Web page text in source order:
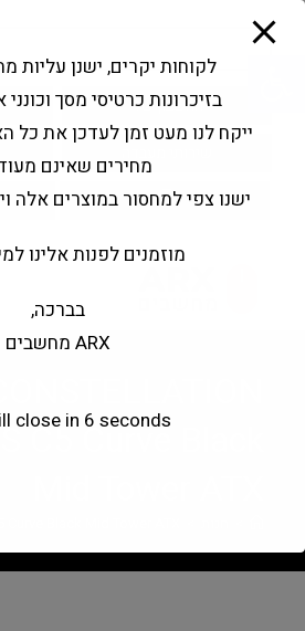
פתח סרגל נגישות
Products
search
החשבון שלי
C5 Curve Black
לקוחות יקרים, ישנן עליות
בזיכרונות כרטיסי מסך וכונני
ייקח לנו מעט זמן לעדכן את כל
מחירים שאינם
ישנו צפי למחסור במוצרים אלה
מוזמנים לפנות אלינו
בברכה,
ARX מחשבים
close in 5 seconds